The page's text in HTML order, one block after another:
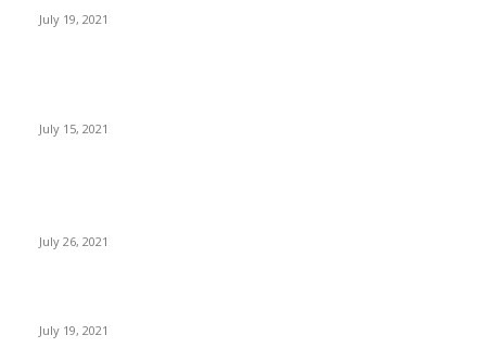
July 19, 2021
July 15, 2021
July 26, 2021
July 19, 2021